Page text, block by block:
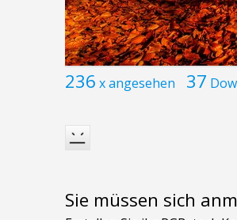
236 x angesehen 37
Sie müssen sich